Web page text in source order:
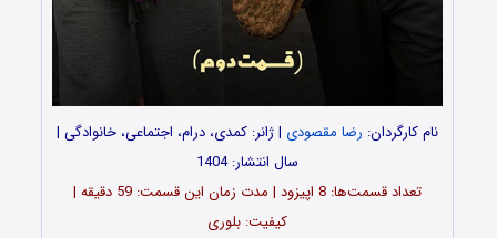
نام کارگردان: رضا مقصودی | ژانر: کمدی، درام، اجتماعی، خانوادگی |
سال انتشار: 1404
تعداد قسمت‌ها: 8 اپیزود | مدت زمان این قسمت: 59 دقیقه |
کیفیت: بلوری